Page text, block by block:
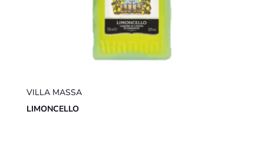
VILLA MASSA
LIMONCELLO